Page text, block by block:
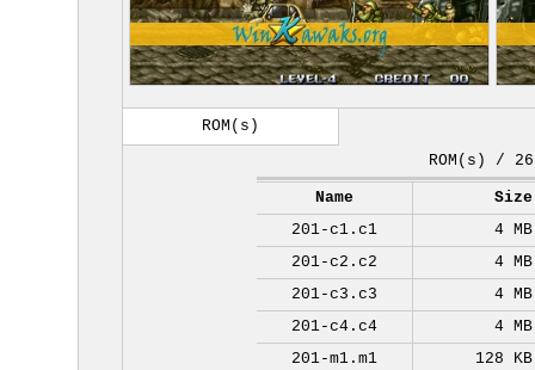
ROM(s)
ROM(s) / 26
Name
Size
201-c1.c1
4 MB
201-c2.c2
4 MB
201-c3.c3
4 MB
201-c4.c4
4 MB
201-m1.m1
128 KB